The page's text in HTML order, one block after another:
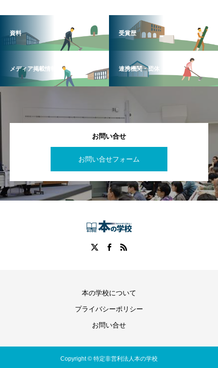
資料 受賞歴
メディア掲載情報 連携機関・団体
お問い合せ
お問い合せフォーム
本の学校について
プライバシーポリシー
お問い合せ
Copyright © 特定非営利法人本の学校